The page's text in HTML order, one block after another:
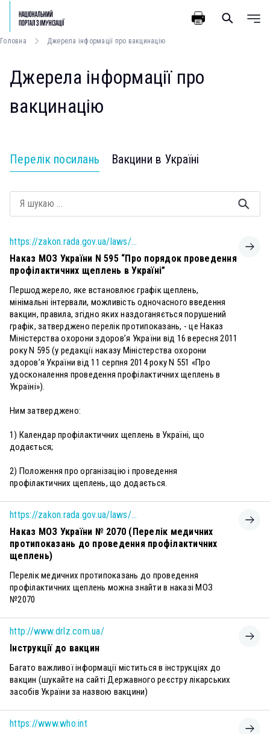
Головна Джерела інформації про вакцинацію
Джерела інформації про
вакцинацію
Перелік посилань Вакцини в Україні
https://zakon.rada.gov.ua/laws/show/z1159-11#Text
Наказ МОЗ України N 595 “Про порядок проведення
профілактичних щеплень в Україні”
Першоджерело, яке встановлює графік щеплень,
мінімальні інтервали, можливість одночасного введення
вакцин, правила, згідно яких наздоганяється порушений
графік, затверджено перелік протипоказань, - це Наказ
Міністерства охорони здоров’я України від 16 вересня 2011
року N 595 (у редакції наказу Міністерства охорони
здоров’я України від 11 серпня 2014 року N 551 «Про
удосконалення проведення профілактичних щеплень в
Україні»).
Ним затверджено:
1) Календар профілактичних щеплень в Україні, що
додається;
2) Положення про організацію і проведення
профілактичних щеплень, що додається.
https://zakon.rada.gov.ua/laws/show/z1182-19#Text
Наказ МОЗ України № 2070 (Перелік медичних
протипоказань до проведення профілактичних
щеплень)
Перелік медичних протипоказань до проведення
профілактичних щеплень можна знайти в наказі МОЗ
№2070
http://www.drlz.com.ua/
Інструкції до вакцин
Багато важливої інформації міститься в інструкціях до
вакцин (шукайте на сайті Державного реєстру лікарських
засобів України за назвою вакцини)
https://www.who.int